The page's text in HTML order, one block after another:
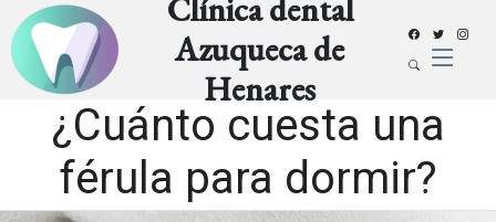
Clínica dental
Azuqueca de
Henares
¿Cuánto cuesta una
férula para dormir?